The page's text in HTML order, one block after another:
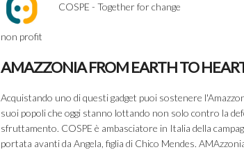
COSPE - Together for change
non profit
AMAZZONIA FROM EARTH TO
Acquistando uno di questi gadget puoi sostenere
suoi popoli che oggi stanno lottando non solo contro la
sfruttamento. COSPE è ambasciatore in Italia della
portata avanti da Angela, figlia di Chico Mendes.